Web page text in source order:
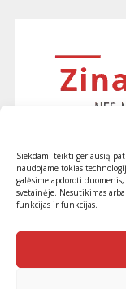
Siekdami teikti geriausią
naudojame tokias
galėsime apdoroti
svetainėje. Nesutikimas
funkcijas ir funkcijas.